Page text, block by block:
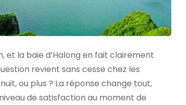
et la baie d’Halong en fait clairement
revient sans cesse chez les
ou plus ? La réponse change tout,
de satisfaction au moment de